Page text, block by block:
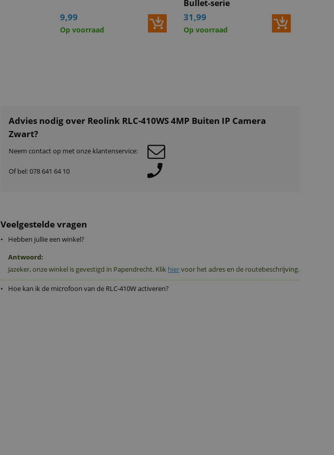
i Kijkhoek 80°
i infraroodsensor
WLAN-beveiliging WEP, WPA + WPA2
i IOS, Android
ondersteuning
i Email notificatie
Audio
i Microfoon
9,99
Op voorraad
Bullet-serie
31,99
Op voorraad
Advies nodig over Reolink RLC-410WS 4MP Buiten IP Camera
Zwart?
Neem contact op met onze klantenservice:
Of bel:078 641 64 10
Veelgestelde vragen
•
Hebben jullie een winkel?
Antwoord:
Jazeker, onze winkel is gevestigd in Papendrecht. Klik hiervoor het adres en de routebeschrijving.
• Hoe kan ik de microfoon van de RLC-410W activeren?